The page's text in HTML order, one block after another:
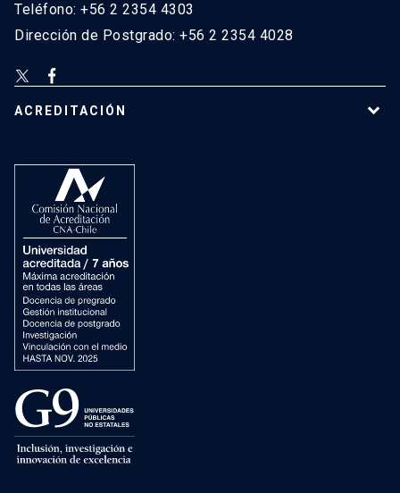
Teléfono: +56 2 2354 4303
Dirección de Postgrado: +56 2 2354 4028
ACREDITACIÓN